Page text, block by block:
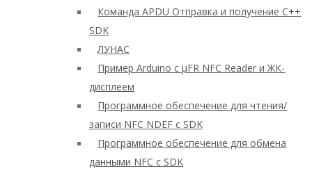
Команда APDU Отправка и получение C++
SDK
ЛУНАС
Пример Arduino с μFR NFC Reader и ЖК-
дисплеем
Программное обеспечение для чтения/
записи NFC NDEF с SDK
Программное обеспечение для обмена
данными NFC с SDK